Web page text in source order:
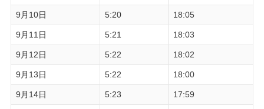
9月10日 5:20 18:05
9月11日 5:21 18:03
9月12日 5:22 18:02
9月13日 5:22 18:00
9月14日 5:23 17:59